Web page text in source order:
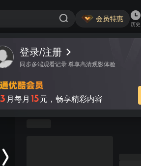
会员特惠
历史
登录/注册
同步多端观看记录 尊享高清观影体验
3 月每月 15元，畅享精彩内容